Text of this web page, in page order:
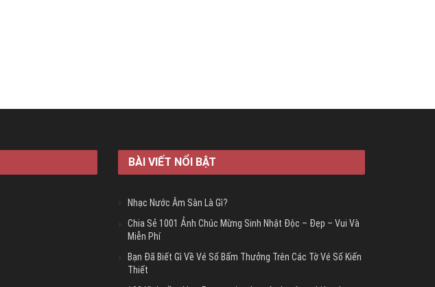
BÀI VIẾT NỔI BẬT
Nhạc Nước Âm Sàn Là Gì?
Chia Sẻ 1001 Ảnh Chúc Mừng Sinh Nhật Độc – Đẹp – Vui Và
Miễn Phí
Bạn Đã Biết Gì Về Vé Số Bấm Thưởng Trên Các Tờ Vé Số Kiến
Thiết